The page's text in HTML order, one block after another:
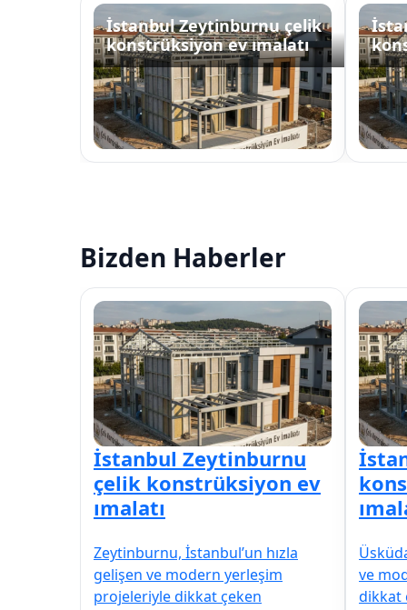
İstanbul Zeytinburnu çelik
konstrüksiyon ev ımalatı
Bizden Haberler
İstanbul Zeytinburnu
çelik konstrüksiyon ev
ımalatı
Zeytinburnu, İstanbul’un hızla
gelişen ve modern yerleşim
projeleriyle dikkat çeken
ve
dikkat